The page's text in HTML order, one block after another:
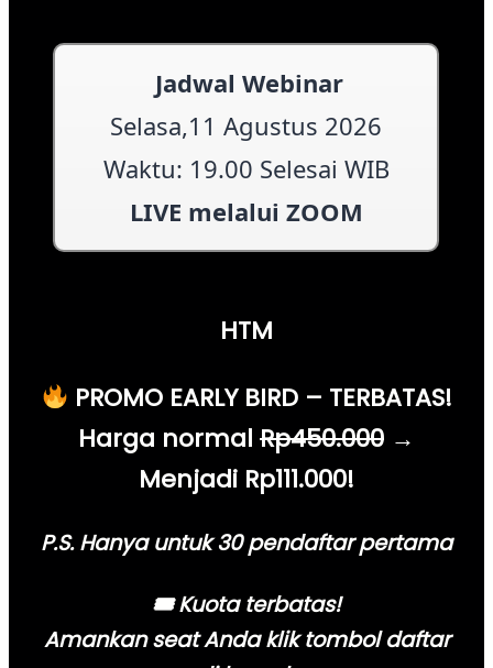
HTM
PROMO EARLY BIRD – TERBATAS!
Harga normal Rp450.000 →
Menjadi Rp111.000!
P.S. Hanya untuk 30 pendaftar pertama
🎟 Kuota terbatas!
Amankan seat Andaklik tombol daftar